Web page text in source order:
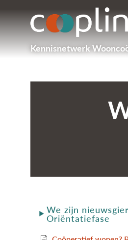
Kennisnetwerk
We zijn
Oriëntatiefase